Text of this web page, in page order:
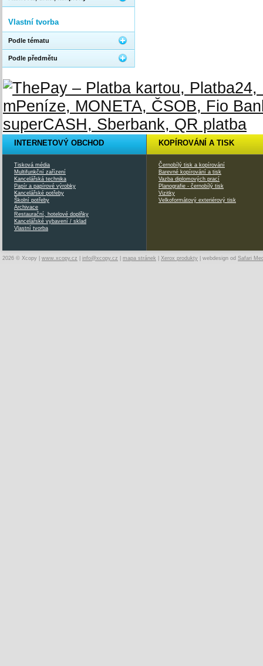
Vlastní tvorba
Podle tématu
Podle předmětu
INTERNETOVÝ OBCHOD
Tisková média
Multifunkční zařízení
Kancelářská technika
Papír a papírové výrobky
Kancelářské potřeby
Školní potřeby
Archivace
Restaurační, hotelové doplňky
Kancelářské vybavení / sklad
Vlastní tvorba
KOPÍROVÁNÍ A TISK
Černobílý tisk a kopírování
Barevné kopírování a tisk
Vazba diplomových prací
Planografie - černobílý tisk
Vizitky
Velkoformátový exteriérový tisk
2026 © Xcopy | www.xcopy.cz info@xcopy.cz mapa stránek Xerox produkty | webdesign od Safari